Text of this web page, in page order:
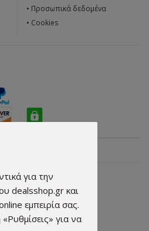
• Προσωπικά δεδομένα
• Cookies
reserved. • Κατασκευή
για την
dealsshop.gr και
εμπειρία σας.
για να